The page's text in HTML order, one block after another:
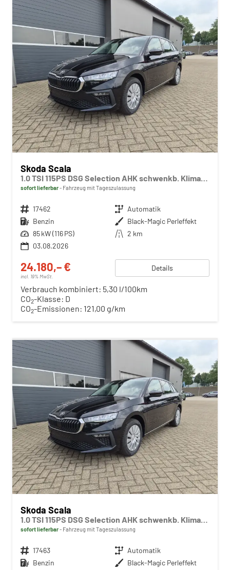
Skoda Scala
1.0 TSI 115PS DSG Selection AHK schwenkb. Klimaautomatik Sitzheizung PDC Rückf.Kamera Apple CarPlay Android Auto
sofort lieferbar Fahrzeug mit Tageszulassung
Fahrzeugnr. 17462 Getriebe Automatik
Kraftstoff Benzin Außenfarbe Black-Magic Perleffekt
Leistung 85 kW (116 PS) Kilometerstand 2 km
03.08.2026
24.180,– €
incl. 19% MwSt.
Details
Verbrauch kombiniert: 5,30 l/100km
CO2-Klasse: D
CO2-Emissionen: 121,00 g/km
Skoda Scala
1.0 TSI 115PS DSG Selection AHK schwenkb. Klimaautomatik Sitzheizung PDC Rückf.Kamera Apple CarPlay Android Auto
sofort lieferbar Fahrzeug mit Tageszulassung
Fahrzeugnr. 17463 Getriebe Automatik
Kraftstoff Benzin Außenfarbe Black-Magic Perleffekt